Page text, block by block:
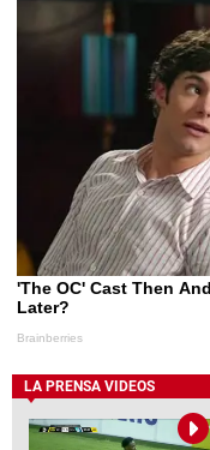
LA PRENSA VIDEOS